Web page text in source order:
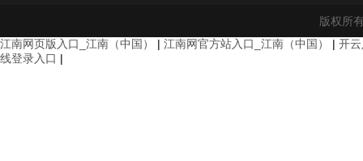
版权所
江南网页版入口_江南（中国）
| 江南网官方站入口_江南（中国） | 开
线登录入口 |